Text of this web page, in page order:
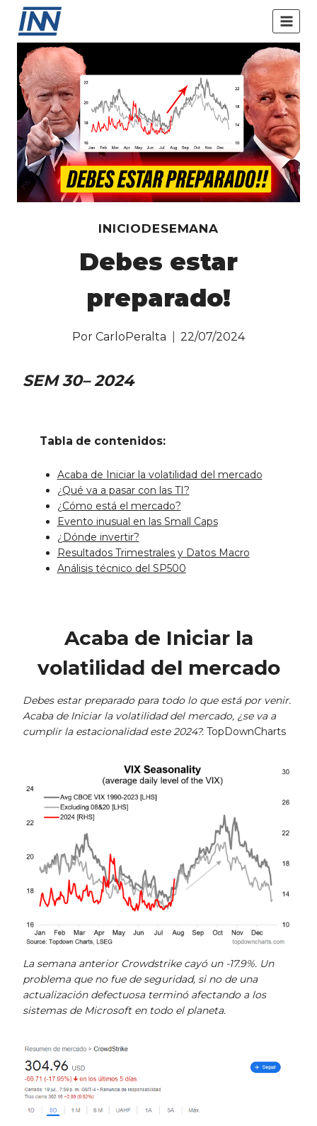
Saltar
contenido
INICIODESEMANA
Debes estar
preparado!
Por CarloPeralta 22/07/2024
SEM 30– 2024
Tabla de contenidos:
Acaba de Iniciar la volatilidad del mercado
¿Qué va a pasar con las TI?
¿Cómo está el mercado?
Evento inusual en las Small Caps
¿Dónde invertir?
Resultados Trimestrales y Datos Macro
Análisis técnico del SP500
Acaba de Iniciar la
volatilidad del mercado
Debes estar preparado para todo lo que está por venir.
Acaba de Iniciar la volatilidad del mercado, ¿se va a
cumplir la estacionalidad este 2024?. TopDownCharts
La semana anterior Crowdstrike cayó un -17.9%. Un
problema que no fue de seguridad, si no de una
actualización defectuosa terminó afectando a los
sistemas de Microsoft en todo el planeta.